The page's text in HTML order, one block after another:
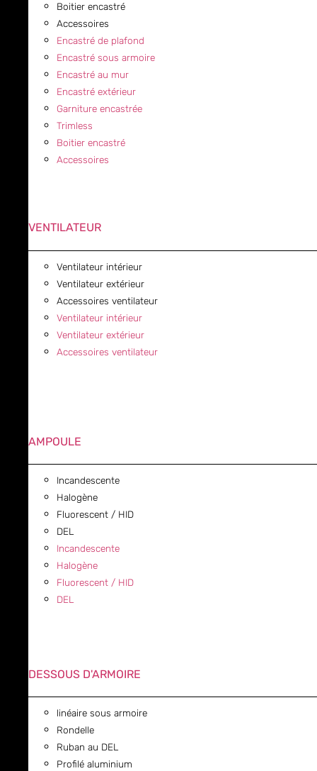
Boitier encastré
Accessoires
Encastré de plafond
Encastré sous armoire
Encastré au mur
Encastré extérieur
Garniture encastrée
Trimless
Boitier encastré
Accessoires
VENTILATEUR
Ventilateur intérieur
Ventilateur extérieur
Accessoires ventilateur
Ventilateur intérieur
Ventilateur extérieur
Accessoires ventilateur
AMPOULE
Incandescente
Halogène
Fluorescent / HID
DEL
Incandescente
Halogène
Fluorescent / HID
DEL
DESSOUS D'ARMOIRE
linéaire sous armoire
Rondelle
Ruban au DEL
Profilé aluminium